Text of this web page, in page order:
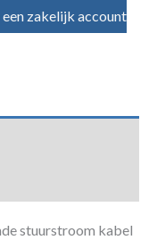
zakelijk account
stuurstroom kabel